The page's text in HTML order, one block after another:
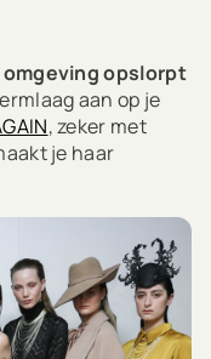
opslorpt
aan op je
, zeker met
je haar